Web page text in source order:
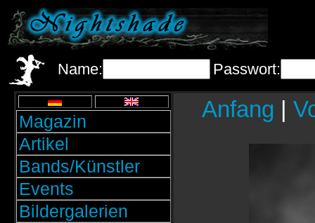
Name: Passwort:
Magazin
Artikel
Bands/Künstler
Events
Bildergalerien
Anfang |